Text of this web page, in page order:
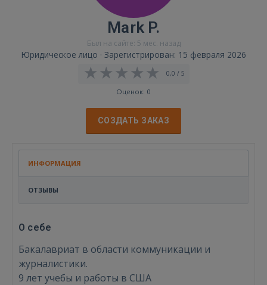
Mark P.
Был на сайте: 5 мес. назад
Юридическое лицо · Зарегистрирован: 15 февраля 2026
0,0 / 5
Оценок: 0
СОЗДАТЬ ЗАКАЗ
ИНФОРМАЦИЯ
ОТЗЫВЫ
О себе
Бакалавриат в области коммуникации и
журналистики.
9 лет учебы и работы в США